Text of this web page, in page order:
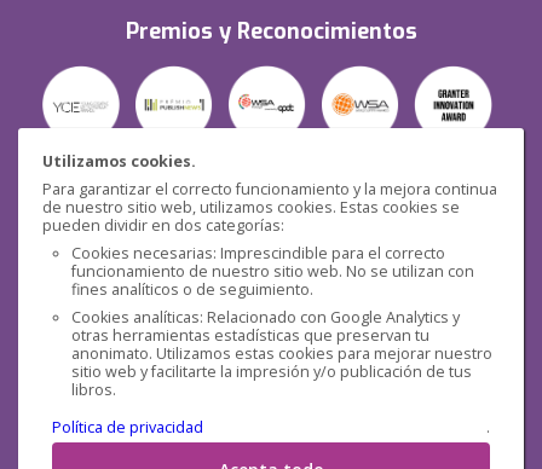
Utilizamos cookies.
Para garantizar el correcto funcionamiento y la mejora continua
de nuestro sitio web, utilizamos cookies. Estas cookies se
pueden dividir en dos categorías:
Cookies necesarias: Imprescindible para el correcto
funcionamiento de nuestro sitio web. No se utilizan con
fines analíticos o de seguimiento.
Cookies analíticas: Relacionado con Google Analytics y
otras herramientas estadísticas que preservan tu
anonimato. Utilizamos estas cookies para mejorar nuestro
sitio web y facilitarte la impresión y/o publicación de tus
libros.
Política de privacidad
.
Premios y Reconocimientos
Seguridad
Redes sociales